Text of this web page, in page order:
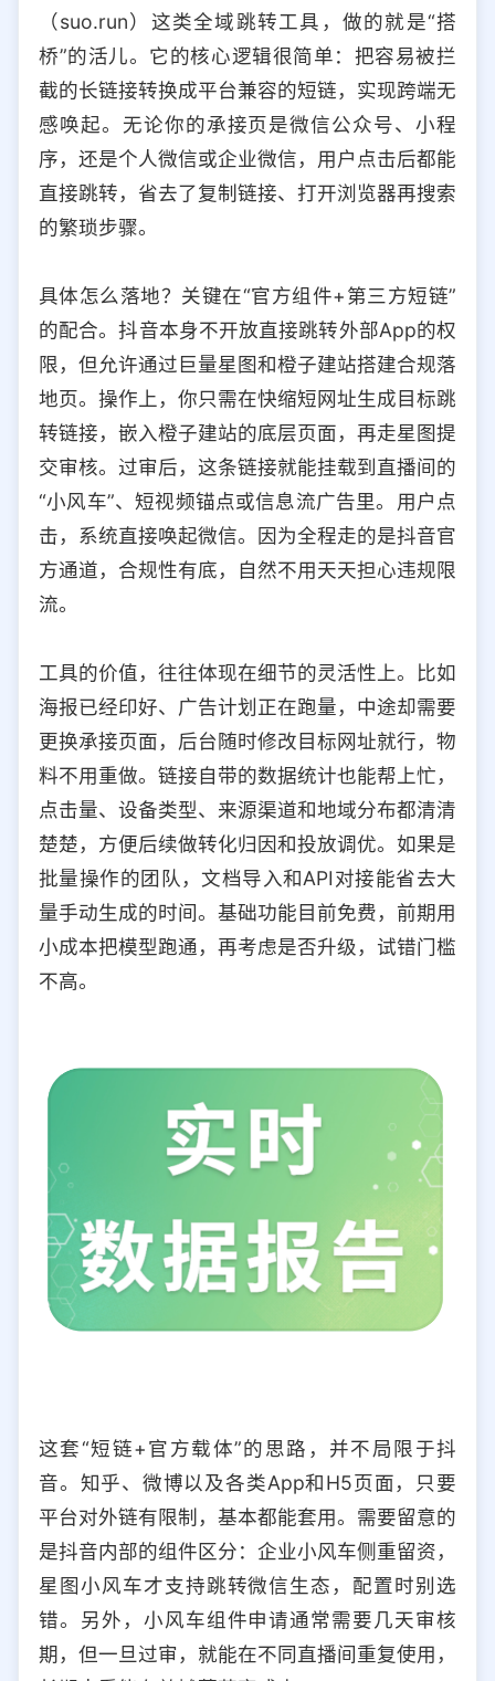
（suo.run）这类全域跳转工具，做的就是“搭
桥”的活儿。它的核心逻辑很简单：把容易被拦
截的长链接转换成平台兼容的短链，实现跨端无
感唤起。无论你的承接页是微信公众号、小程
序，还是个人微信或企业微信，用户点击后都能
直接跳转，省去了复制链接、打开浏览器再搜索
的繁琐步骤。
具体怎么落地？关键在“官方组件+第三方短链”
的配合。抖音本身不开放直接跳转外部App的权
限，但允许通过巨量星图和橙子建站搭建合规落
地页。操作上，你只需在快缩短网址生成目标跳
转链接，嵌入橙子建站的底层页面，再走星图提
交审核。过审后，这条链接就能挂载到直播间的
“小风车”、短视频锚点或信息流广告里。用户点
击，系统直接唤起微信。因为全程走的是抖音官
方通道，合规性有底，自然不用天天担心违规限
流。
工具的价值，往往体现在细节的灵活性上。比如
海报已经印好、广告计划正在跑量，中途却需要
更换承接页面，后台随时修改目标网址就行，物
料不用重做。链接自带的数据统计也能帮上忙，
点击量、设备类型、来源渠道和地域分布都清清
楚楚，方便后续做转化归因和投放调优。如果是
批量操作的团队，文档导入和API对接能省去大
量手动生成的时间。基础功能目前免费，前期用
小成本把模型跑通，再考虑是否升级，试错门槛
不高。
这套“短链+官方载体”的思路，并不局限于抖
音。知乎、微博以及各类App和H5页面，只要
平台对外链有限制，基本都能套用。需要留意的
是抖音内部的组件区分：企业小风车侧重留资，
星图小风车才支持跳转微信生态，配置时别选
错。另外，小风车组件申请通常需要几天审核
期，但一旦过审，就能在不同直播间重复使用，